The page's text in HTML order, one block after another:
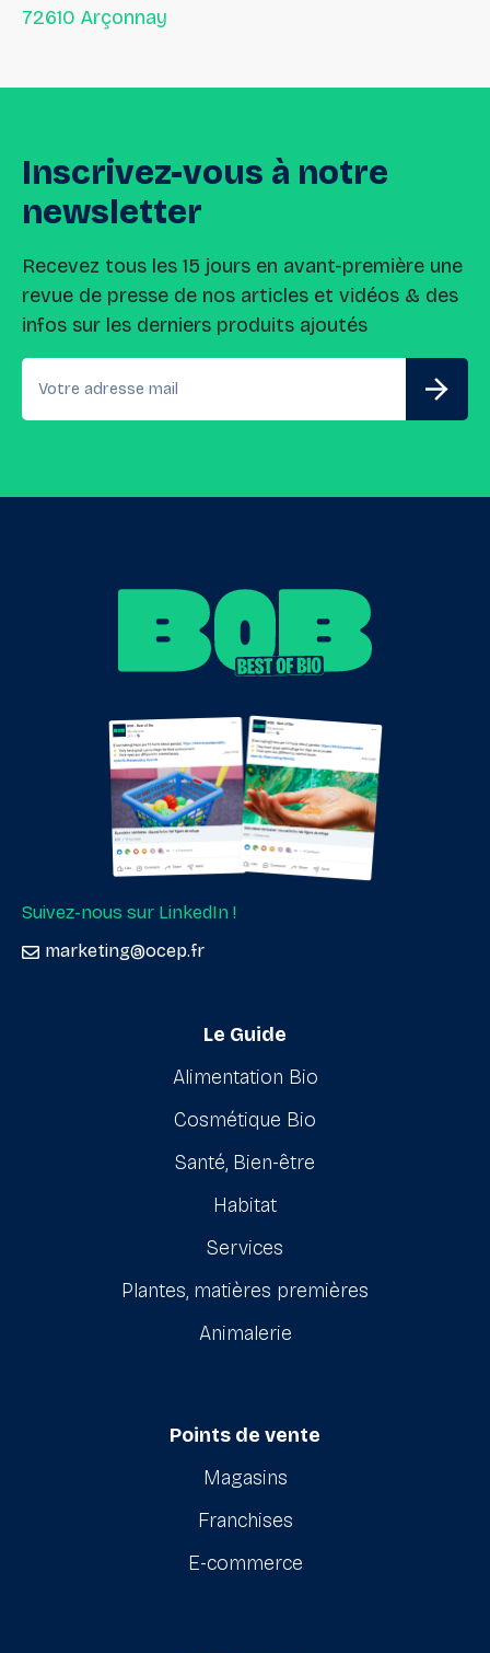
72610 Arçonnay
Inscrivez-vous à notre
newsletter
Recevez tous les 15 jours en avant-première une
revue de presse de nos articles et vidéos & des
infos sur les derniers produits ajoutés
Suivez-nous sur LinkedIn !
marketing@ocep.fr
Le Guide
Alimentation Bio
Cosmétique Bio
Santé, Bien-être
Habitat
Services
Plantes, matières premières
Animalerie
Points de vente
Magasins
Franchises
E-commerce